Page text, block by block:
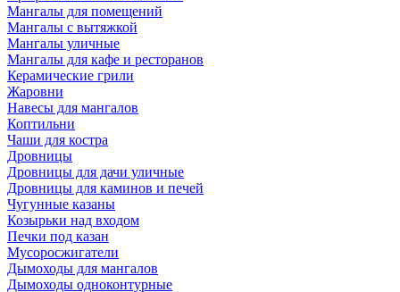
Мангалы для помещений
Мангалы с вытяжкой
Мангалы уличные
Мангалы для кафе и ресторанов
Керамические грили
Жаровни
Навесы для мангалов
Коптильни
Чаши для костра
Дровницы
Дровницы для дачи уличные
Дровницы для каминов и печей
Чугунные казаны
Козырьки над входом
Печки под казан
Мусоросжигатели
Дымоходы для мангалов
Дымоходы одноконтурные